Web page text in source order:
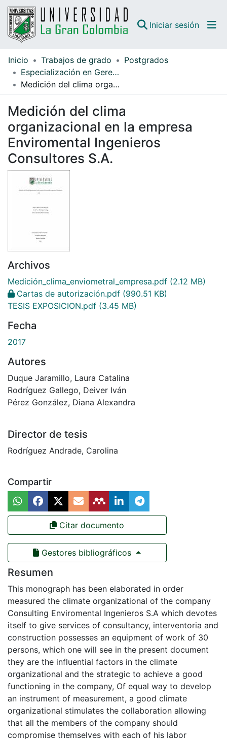
Iniciar sesión
Comunidades
Todo DSpace
Guías
Inicio Trabajos de grado
Postgrados
Especialización en Gerencia
Medición del clima organizacional en la empresa Enviromental Ingenieros Consultores S.A.
Medición del clima
organizacional en la empresa
Enviromental Ingenieros
Consultores S.A.
Archivos
Medición_clima_enviometral_empresa.pdf (2.12 MB)
Cartas de autorización.pdf (990.51 KB)
TESIS EXPOSICION.pdf (3.45 MB)
Fecha
2017
Autores
Duque Jaramillo, Laura Catalina
Rodríguez Gallego, Deiver Iván
Pérez González, Diana Alexandra
Director de tesis
Rodríguez Andrade, Carolina
Compartir
Citar documento
Gestores bibliográficos
Resumen
This monograph has been elaborated in order
measured the climate organizational of the company
Consulting Enviromental Ingenieros S.A which devotes
itself to give services of consultancy, interventoria and
construction possesses an equipment of work of 30
persons, which one will see in the present document
they are the influential factors in the climate
organizational and the strategic to achieve a good
functioning in the company, Of equal way to develop
an instrument of measurement, a good climate
organizational stimulates the collaboration allowing
that all the members of the company should
compromise themselves with each of his labor